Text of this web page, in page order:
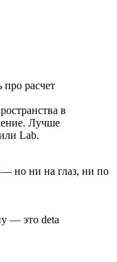
про расчет
в
Лучше
Lab.
но ни на глаз, ни по
— это deta